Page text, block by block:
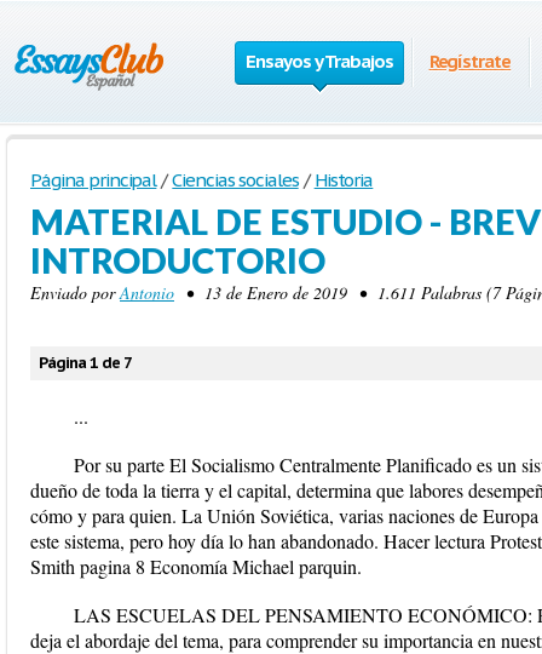
Ensayos y Trabajos Regístrate
Página principal / Ciencias sociales / Historia
MATERIAL DE ESTUDIO -
INTRODUCTORIO
Enviado porAntonio • 13 de Enero de 2019 • 1.611 Palabras (7
Página 1 de 7
...
Por su parte El Socialismo Centralmente Planificado es un
dueño de toda la tierra y el capital, determina que labores
cómo y para quien. La Unión Soviética, varias naciones de
este sistema, pero hoy día lo han abandonado. Hacer lectura
Smith pagina 8 Economía Michael parquin.
LAS ESCUELAS DEL PENSAMIENTO ECONÓMICO:
deja el abordaje del tema, para comprender su importancia en